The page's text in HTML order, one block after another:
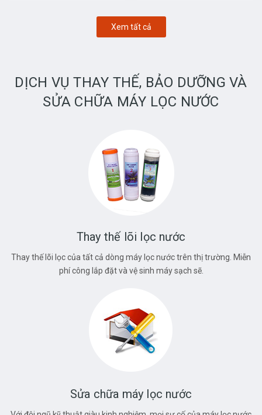
Xem tất cả
DỊCH VỤ THAY THẾ, BẢO DƯỠNG VÀ
SỬA CHỮA MÁY LỌC NƯỚC
Thay thế lõi lọc nước
Thay thế lõi lọc của tất cả dòng máy lọc nước trên thị trường. Miễn
phí công lắp đặt và vệ sinh máy sạch sẽ.
Sửa chữa máy lọc nước